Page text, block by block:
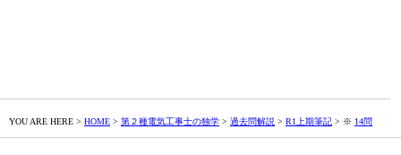
YOU ARE HERE > HOME > 第２種電気工事士の独学 > 過去問解説 > R1上期筆記 > ※ 14問